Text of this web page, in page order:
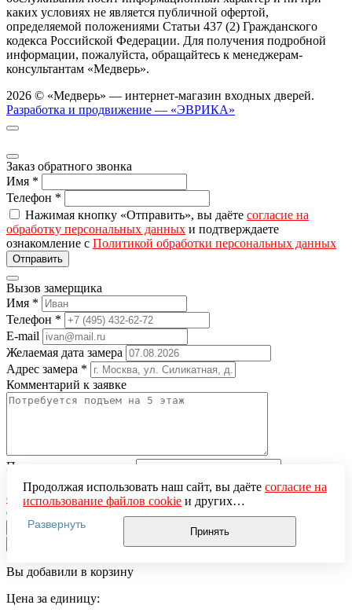
каких условиях не является публичной офертой,
определяемой положениями Статьи 437 (2) Гражданского
кодекса Российской Федерации. Для получения подробной
информации, пожалуйста, обращайтесь к менеджерам-
консультантам «Медверь».
2026 © «Медверь» — интернет-магазин входных дверей.
Разработка и продвижение — «ЭВРИКА»
Заказ обратного звонка
Имя *
Телефон *
Нажимая кнопку «Отправить», вы даёте согласие на
обработку персональных данных и подтверждаете
ознакомление с Политикой обработки персональных данных
Вызов замерщика
Имя *
Телефон *
E-mail
Желаемая дата замера
Адрес замера *
Комментарий к заявке
Понравившаяся модель
Нажимая кнопку «Отправить», вы даётесогласие на
обработку персональных данныхи подтверждаете
ознакомление с
Политикой обработки персональных данных
Продолжая использовать наш сайт, вы даёте согласие на
использование файлов cookieи других
пользовательских данных (включая IP-адрес, сведения о
местоположении, устройстве, действиях на сайте и т. п.)
для функционирования сайта, проведения
использования систем аналитики (например,
обработки персональных данных.
Развернуть
Принять
Вы добавили в корзину
Цена за единицу: